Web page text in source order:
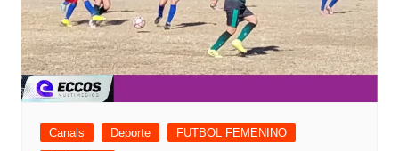
Canals Deporte
FUTBOL FEMENINO